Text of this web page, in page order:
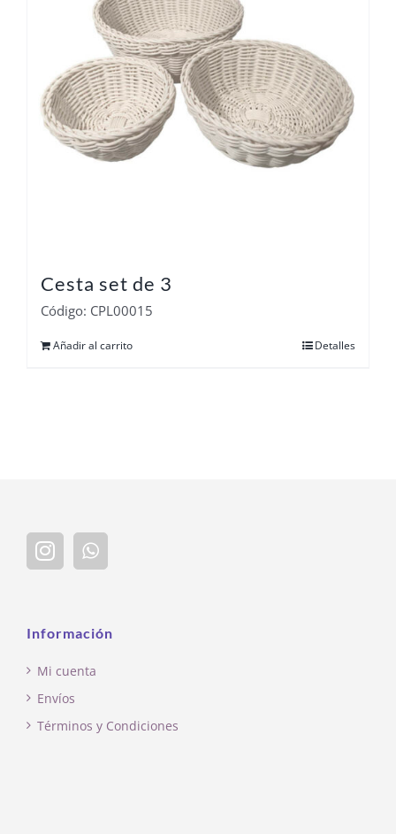
Cesta set de 3
Código: CPL00015
Añadir al carrito Detalles
Información
Mi cuenta
Envíos
Términos y Condiciones